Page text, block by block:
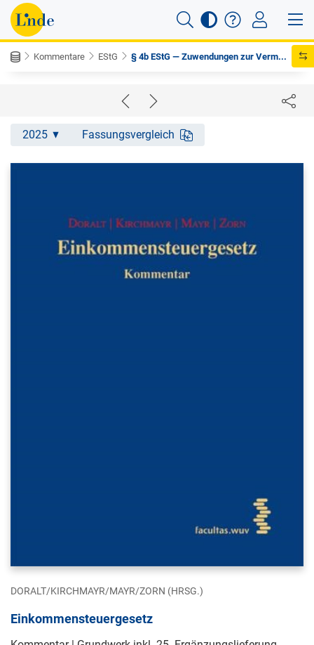
Kommentare EStG § 4b EStG — Zuwendungen zur Verm...
2025 Fassungsvergleich
DORALT/KIRCHMAYR/MAYR/ZORN (HRSG.)
Einkommensteuergesetz